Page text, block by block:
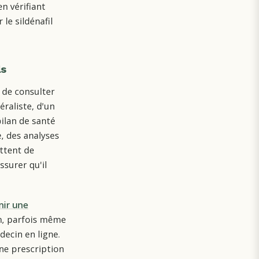
vérifiant
le sildénafil
consulter
d'un
de santé
des analyses
de
qu'il
une
parfois même
en ligne.
prescription